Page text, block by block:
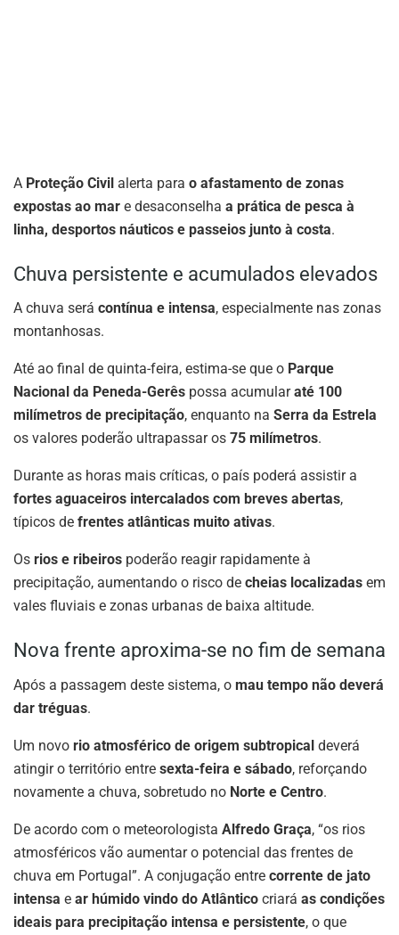
A Proteção Civil alerta para o afastamento de zonas
expostas ao mar e desaconselha a prática de pesca à
linha, desportos náuticos e passeios junto à costa.
Chuva persistente e acumulados elevados
A chuva será contínua e intensa, especialmente nas zonas
montanhosas.
Até ao final de quinta-feira, estima-se que o Parque
Nacional da Peneda-Gerês possa acumularaté 100
milímetros de precipitação, enquanto na Serra da Estrela
os valores poderão ultrapassar os 75 milímetros.
Durante as horas mais críticas, o país poderá assistir a
fortes aguaceiros intercalados com breves abertas,
típicos de frentes atlânticas muito ativas.
Os rios e ribeiros poderão reagir rapidamente à
precipitação, aumentando o risco de cheias localizadas em
vales fluviais e zonas urbanas de baixa altitude.
Nova frente aproxima-se no fim de semana
Após a passagem deste sistema, o mau tempo não deverá
dar tréguas.
Um novo rio atmosférico de origem subtropical deverá
atingir o território entre sexta-feira e sábado, reforçando
novamente a chuva, sobretudo no Norte e Centro.
De acordo com o meteorologista Alfredo Graça, “os rios
atmosféricos vão aumentar o potencial das frentes de
chuva em Portugal”. A conjugação entre corrente de jato
intensa e ar húmido vindo do Atlântico criará as condições
ideais para precipitação intensa e persistente, o que